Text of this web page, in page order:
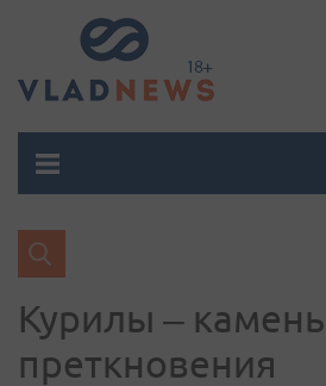
Курилы – камень
преткновения